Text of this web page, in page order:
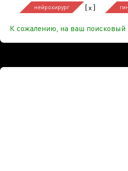
нейрохирург [x]
К сожалению, на ваш поисковый